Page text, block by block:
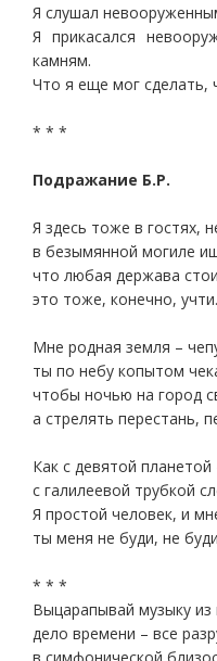
Я слушал
Я прикасался
камням.
Что я еще мог сделать,
* * *
Подражание Б.Р.
Я здесь тоже в гостях,
в безымянной могиле
что любая держава
это тоже, конечно, учти.
Мне родная земля –
ты по небу копытом
чтобы ночью на город
а стрелять перестань,
Как с девятой
с галилеевой трубкой
Я простой человек, и
ты меня не буди, не
* * *
Выцарапывай музыку из
дело времени – все